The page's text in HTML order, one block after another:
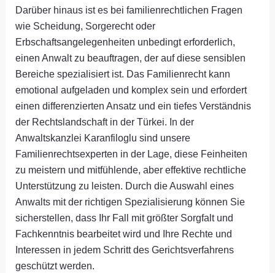
Darüber hinaus ist es bei familienrechtlichen Fragen
wie Scheidung, Sorgerecht oder
Erbschaftsangelegenheiten unbedingt erforderlich,
einen Anwalt zu beauftragen, der auf diese sensiblen
Bereiche spezialisiert ist. Das Familienrecht kann
emotional aufgeladen und komplex sein und erfordert
einen differenzierten Ansatz und ein tiefes Verständnis
der Rechtslandschaft in der Türkei. In der
Anwaltskanzlei Karanfiloglu sind unsere
Familienrechtsexperten in der Lage, diese Feinheiten
zu meistern und mitfühlende, aber effektive rechtliche
Unterstützung zu leisten. Durch die Auswahl eines
Anwalts mit der richtigen Spezialisierung können Sie
sicherstellen, dass Ihr Fall mit größter Sorgfalt und
Fachkenntnis bearbeitet wird und Ihre Rechte und
Interessen in jedem Schritt des Gerichtsverfahrens
geschützt werden.